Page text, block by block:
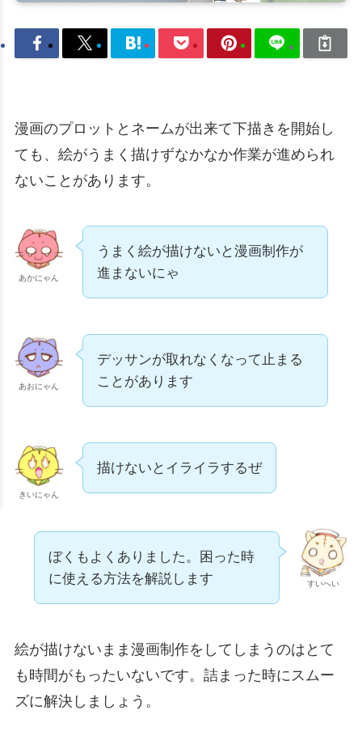
漫画のプロットとネームが出来て下描きを開始し
ても、絵がうまく描けずなかなか作業が進められ
ないことがあります。
あかにゃん
うまく絵が描けないと漫画制作が
進まないにゃ
あおにゃん
デッサンが取れなくなって止まる
ことがあります
きいにゃん
描けないとイライラするぜ
すいへい
ぼくもよくありました。困った時
に使える方法を解説します
絵が描けないまま漫画制作をしてしまうのはとて
も時間がもったいないです。詰まった時にスムー
ズに解決しましょう。